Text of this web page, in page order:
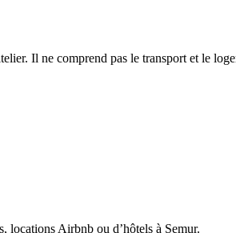
Il ne comprend pas le transport et le
locations Airbnb ou d’hôtels à Semur.